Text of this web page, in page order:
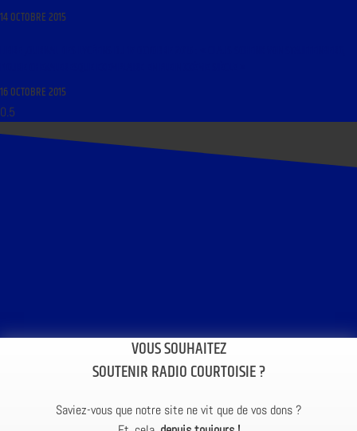
14 OCTOBRE 2015
16 OCTOBRE 2015
VOUS SOUHAITEZ
SOUTENIR RADIO COURTOISIE ?
Saviez-vous que notre site ne vit que de vos dons ?